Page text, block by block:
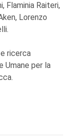
Flaminia Raiteri,
Lorenzo
ricerca
Umane per la